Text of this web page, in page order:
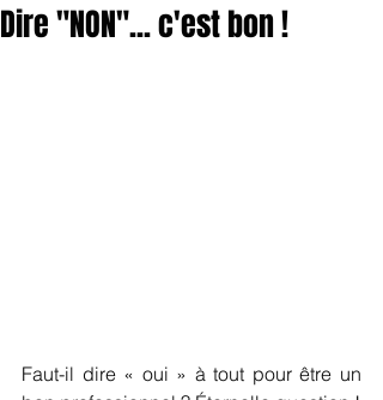
Dire "NON"... c'est bon !
Faut-il dire « oui » à tout pour être un